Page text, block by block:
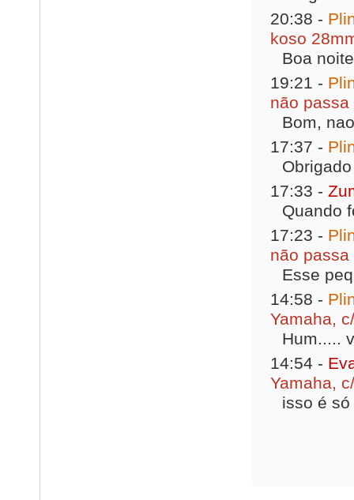
20:38 -
koso
Boa
19:21 -
não
Bom,
17:37 -
17:33 -
Quando
17:23 -
não
Esse
14:58 -
Yamaha,
Hum.....
14:54 -
Yamaha,
isso é